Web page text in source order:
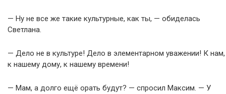
— Ну не все же такие культурные, как ты, — обиделась
Светлана.
— Дело не в культуре! Дело в элементарном уважении! К нам,
к нашему дому, к нашему времени!
— Мам, а долго ещё орать будут? — спросил Максим. — У